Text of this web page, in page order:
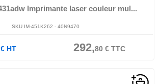
Imprimante laser couleur mul...
SKU IM-451K262 - 40N9470
HT 292,80€TTC